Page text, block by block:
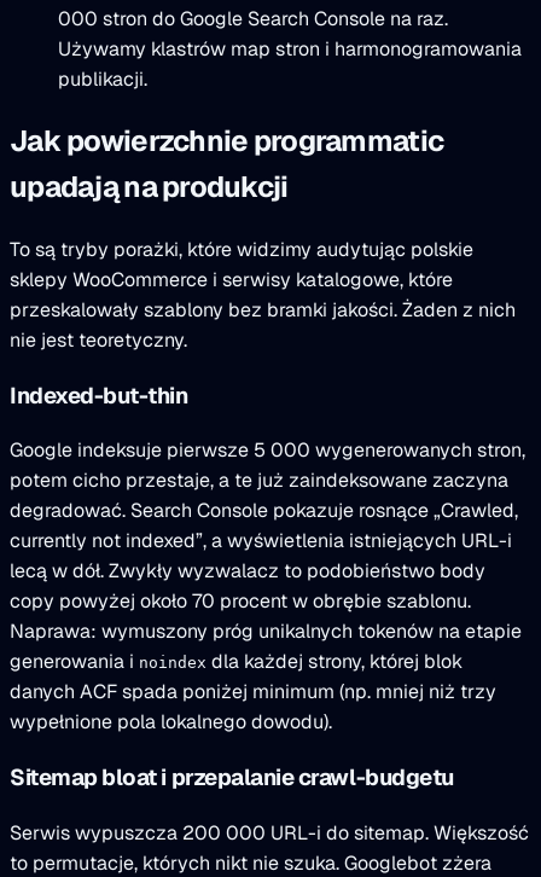
000 stron do Google Search Console na raz.
Używamy klastrów map stron i harmonogramowania
publikacji.
Jak powierzchnie programmatic
upadają na produkcji
To są tryby porażki, które widzimy audytując polskie
sklepy WooCommerce i serwisy katalogowe, które
przeskalowały szablony bez bramki jakości. Żaden z nich
nie jest teoretyczny.
Indexed-but-thin
Google indeksuje pierwsze 5 000 wygenerowanych stron,
potem cicho przestaje, a te już zaindeksowane zaczyna
degradować. Search Console pokazuje rosnące „Crawled,
currently not indexed”, a wyświetlenia istniejących URL-i
lecą w dół. Zwykły wyzwalacz to podobieństwo body
copy powyżej około 70 procent w obrębie szablonu.
Naprawa: wymuszony próg unikalnych tokenów na etapie
generowania i noindex dla każdej strony, której blok
danych ACF spada poniżej minimum (np. mniej niż trzy
wypełnione pola lokalnego dowodu).
Sitemap bloat i przepalanie crawl-budgetu
Serwis wypuszcza 200 000 URL-i do sitemap. Większość
to permutacje, których nikt nie szuka. Googlebot zżera